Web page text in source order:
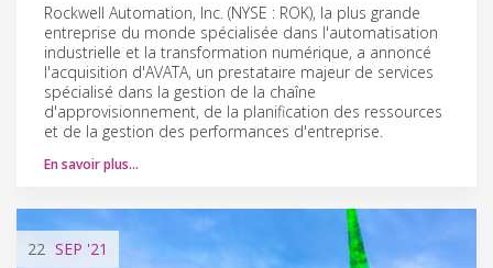
Rockwell Automation, Inc. (NYSE : ROK), la plus grande
entreprise du monde spécialisée dans l'automatisation
industrielle et la transformation numérique, a annoncé
l'acquisition d'AVATA, un prestataire majeur de services
spécialisé dans la gestion de la chaîne
d'approvisionnement, de la planification des ressources
et de la gestion des performances d'entreprise.
En savoir plus…
22 SEP '21